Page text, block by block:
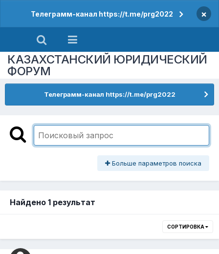
Телеграмм-канал https://t.me/prg2022 ×
КАЗАХСТАНСКИЙ ЮРИДИЧЕСКИЙ
ФОРУМ
Телеграмм-канал https://t.me/prg2022
Больше параметров поиска
Найдено 1 результат
СОРТИРОВКА